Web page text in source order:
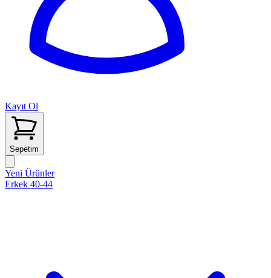
Kayıt Ol
Sepetim
Yeni Ürünler
Erkek 40-44